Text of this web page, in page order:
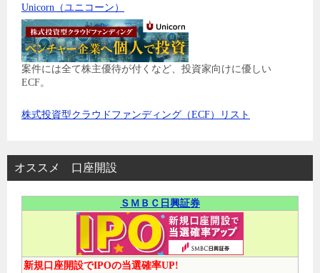
Unicorn（ユニコーン）
案件には全て株主優待が付くなど、投資家向けに優しい
ECF。
株式投資型クラウドファンディング（ECF）リスト
オススメ 口座開設
ＳＭＢＣ日興証券
新規口座開設でIPOの当選確率UP!